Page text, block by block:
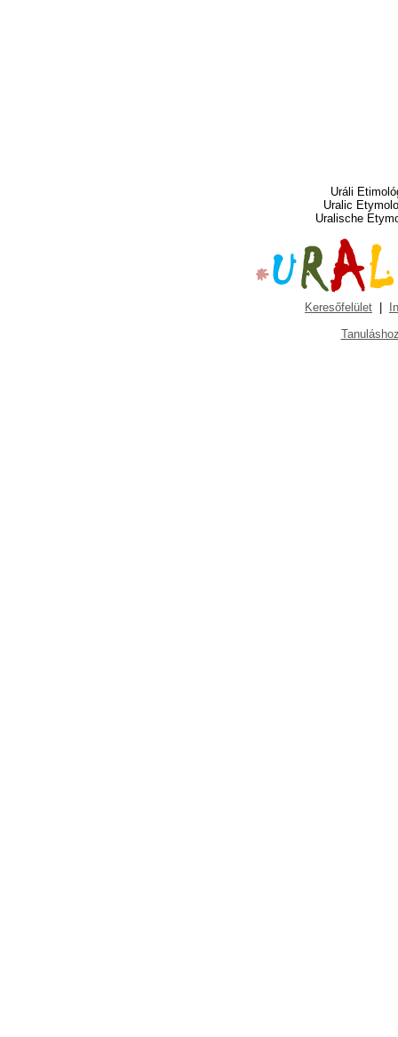
Uráli
Uralic
Uralische
Keresőfelület